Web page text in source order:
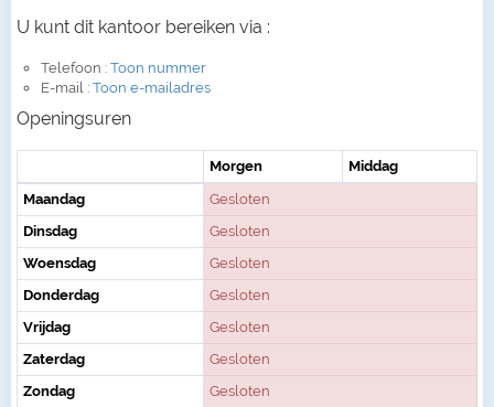
U kunt dit kantoor bereiken via :
Telefoon : Toon nummer
E-mail : Toon e-mailadres
Openingsuren
Morgen
Middag
Maandag
Gesloten
Dinsdag
Gesloten
Woensdag
Gesloten
Donderdag
Gesloten
Vrijdag
Gesloten
Zaterdag
Gesloten
Zondag
Gesloten